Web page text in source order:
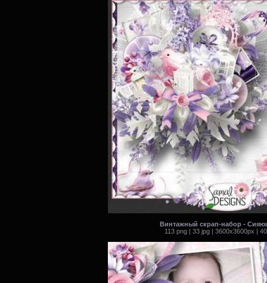
Винтажный скрап-набор -
113 png | 33 jpg | 3600x3600px |